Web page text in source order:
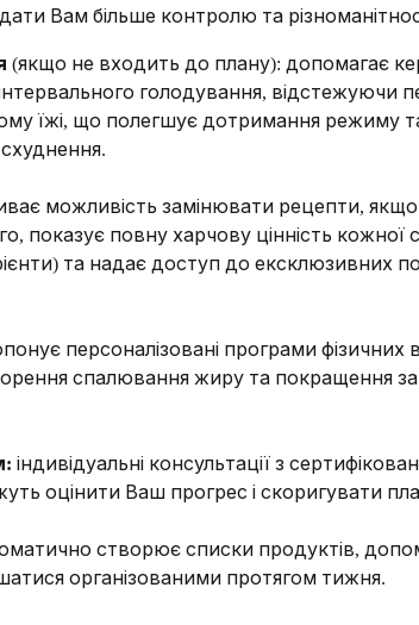
Вам більше контролю та
(якщо не входить до плану): допомагає
голодування, відстежуючи
їжі, що полегшує дотримання режиму
схуднення.
можливість замінювати рецепти,
показує повну харчову цінність кожної
та надає доступ до ексклюзивних
персоналізовані програми фізичних
спалювання жиру та покращення
індивідуальні консультації з
оцінити Ваш прогрес і скоригувати
створює списки продуктів,
організованими протягом тижня.